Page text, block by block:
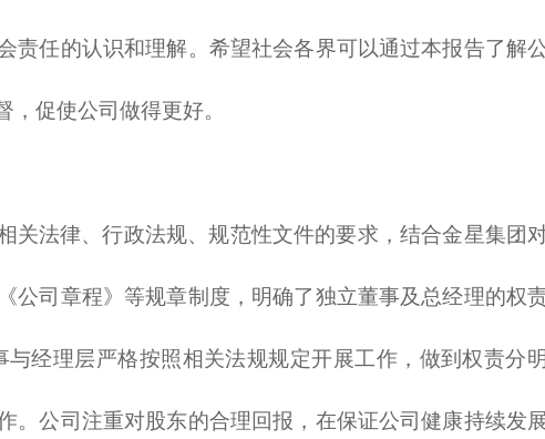
责任的认识和理解。希望社会各界可以通过本报告了解
促使公司做得更好。
关法律、行政法规、规范性文件的要求，结合金星集团
公司章程》等规章制度，明确了独立董事及总经理的权
经理层严格按照相关法规规定开展工作，做到权责分明
。公司注重对股东的合理回报，在保证公司健康持续发